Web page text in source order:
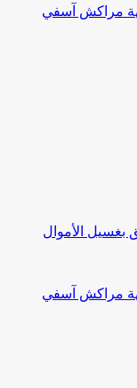
مراكش آسفي
مراكش آسفي